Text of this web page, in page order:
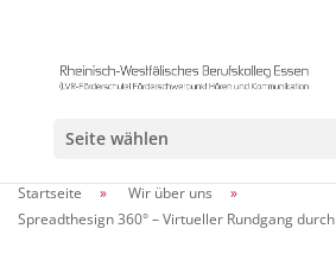
Seite wählen
Startseite » Wir über uns
»
Spreadthesign 360° – Virtueller Rundgang durch